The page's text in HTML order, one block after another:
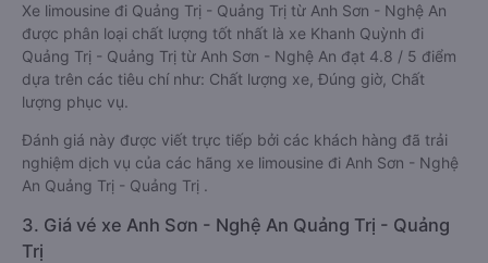
Xe limousine đi Quảng Trị - Quảng Trị từ Anh Sơn - Nghệ An
được phân loại chất lượng tốt nhất là xe Khanh Quỳnh đi
Quảng Trị - Quảng Trị từ Anh Sơn - Nghệ An đạt 4.8 / 5 điểm
dựa trên các tiêu chí như: Chất lượng xe, Đúng giờ, Chất
lượng phục vụ.
Đánh giá này được viết trực tiếp bởi các khách hàng đã trải
nghiệm dịch vụ của các hãng xe limousine đi Anh Sơn - Nghệ
An Quảng Trị - Quảng Trị .
3. Giá vé xe Anh Sơn - Nghệ An Quảng Trị - Quảng
Trị